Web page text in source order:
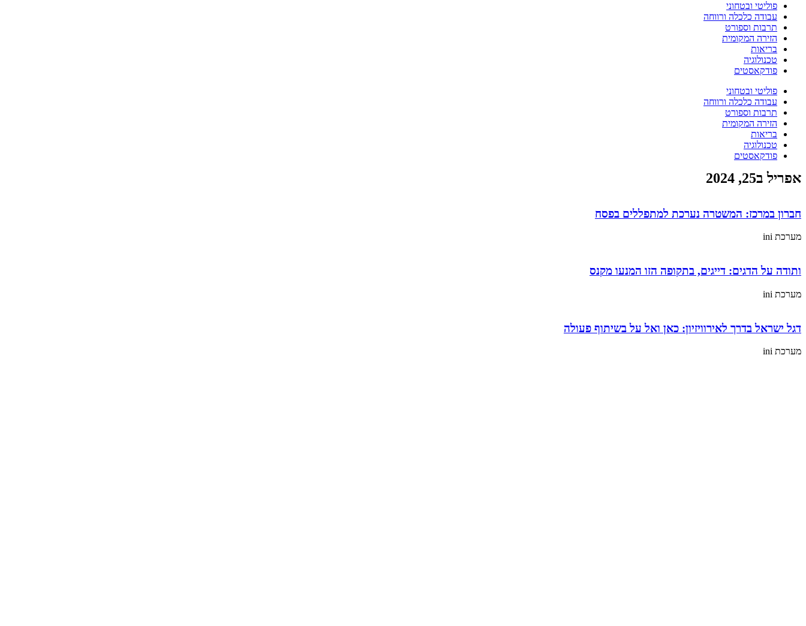
פוליטי ובטחוני
עבודה כלכלה ורווחה
תרבות וספורט
הזירה המקומית
בריאות
טכנולוגיה
פודקאסטים
פוליטי ובטחוני
עבודה כלכלה ורווחה
תרבות וספורט
הזירה המקומית
בריאות
טכנולוגיה
פודקאסטים
אפריל ב25, 2024
חברון במרכז: המשטרה נערכת למתפללים בפסח
מערכת ini
ותודה על הדגים: דייגים, בתקופה הזו המנעו מקנס
מערכת ini
דגל ישראל בדרך לאירוויזיון: כאן ואל על בשיתוף פעולה
מערכת ini